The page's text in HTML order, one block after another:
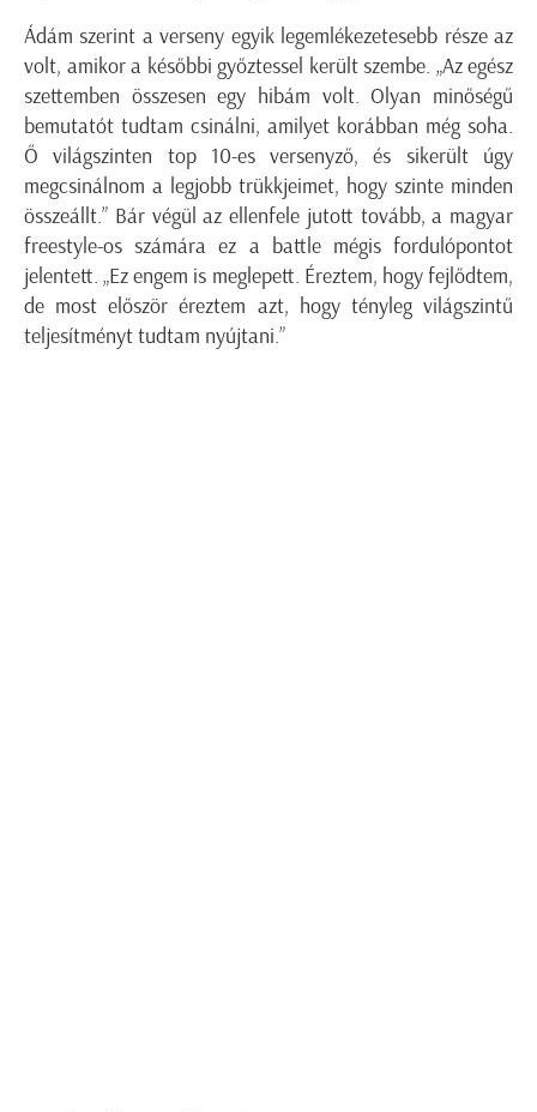
Ádám szerint a verseny egyik legemlékezetesebb része az
volt, amikor a későbbi győztessel került szembe. „Az egész
szettemben összesen egy hibám volt. Olyan minőségű
bemutatót tudtam csinálni, amilyet korábban még soha.
Ő világszinten top 10-es versenyző, és sikerült úgy
megcsinálnom a legjobb trükkjeimet, hogy szinte minden
összeállt.” Bár végül az ellenfele jutott tovább, a magyar
freestyle-os számára ez a battle mégis fordulópontot
jelentett. „Ez engem is meglepett. Éreztem, hogy fejlődtem,
de most először éreztem azt, hogy tényleg világszintű
teljesítményt tudtam nyújtani.”